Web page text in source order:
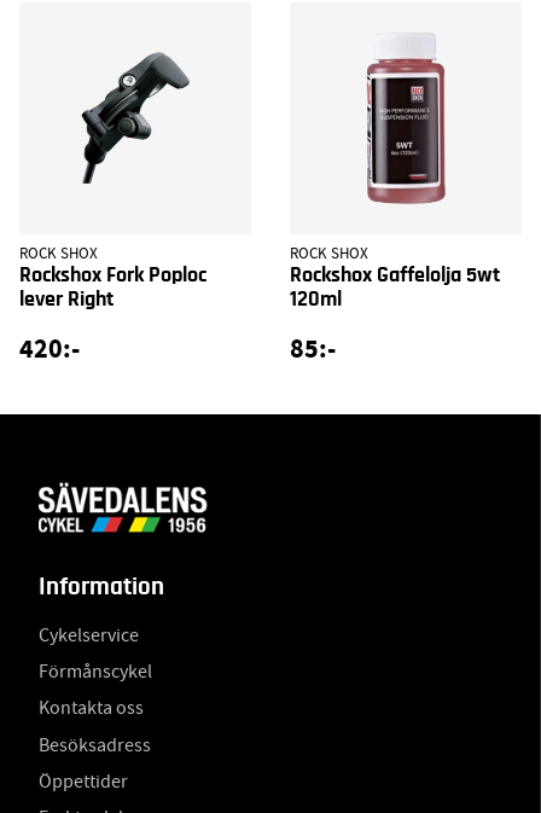
ROCK SHOX
Rockshox Fork Poploc
lever Right
420:-
ROCK SHOX
Rockshox Gaffelolja 5wt
120ml
85:-
Information
Cykelservice
Förmånscykel
Kontakta oss
Besöksadress
Öppettider